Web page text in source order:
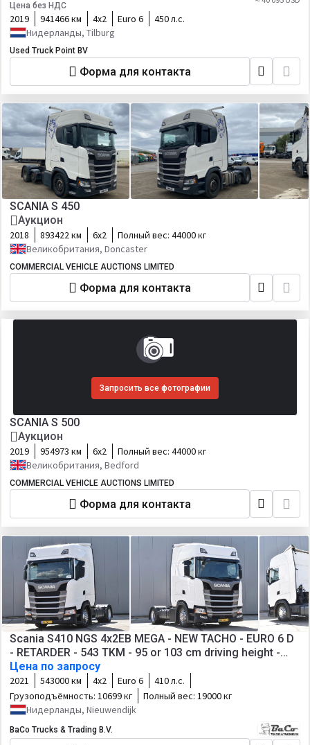
Цена без НДС
2019 941466 км 4х2 Euro 6
450 л.с.
Нидерланды, Tilburg
Used Truck Point BV
Форма для контакта
SCANIA S 450
Аукцион
2018 893422 км 6х2 Полный вес: 44000 кг
Великобритания, Doncaster
COMMERCIAL VEHICLE AUCTIONS LIMITED
Форма для контакта
Запросить все фотографии
SCANIA S 500
Аукцион
2019 954973 км 6х2 Полный вес: 44000 кг
Великобритания, Bedford
COMMERCIAL VEHICLE AUCTIONS LIMITED
Форма для контакта
Scania S410 NGS 4x2EB MEGA - NEW TACHO - EURO 6 D
- RETARDER - 543 TKM - 95 or 103 cm driving height -
FULL AIR - 2 x FUEL TANKS - GOOD
Цена по запросу
2021 543000 км 4х2 Euro 6
410 л.с.
Грузоподъёмность: 10699 кг Полный вес: 19000 кг
Нидерланды, Nieuwendijk
BaCo Trucks & Trading B.V.